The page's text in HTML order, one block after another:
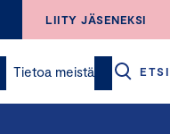
LIITY JÄSENEKSI
Tietoa meistä ETSI